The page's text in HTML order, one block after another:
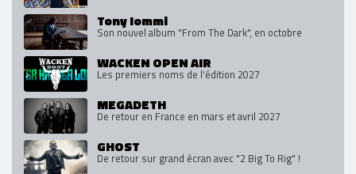
Tony Iommi
Son nouvel album "From The Dark", en octobre
WACKEN OPEN AIR
Les premiers noms de l'édition 2027
MEGADETH
De retour en France en mars et avril 2027
GHOST
De retour sur grand écran avec "2 Big To Rig" !